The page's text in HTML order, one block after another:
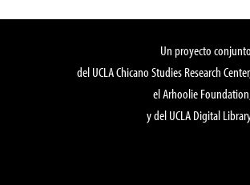
Un proyecto conjunto
del UCLA Chicano Studies Research
el Arhoolie
y del UCLA Digital